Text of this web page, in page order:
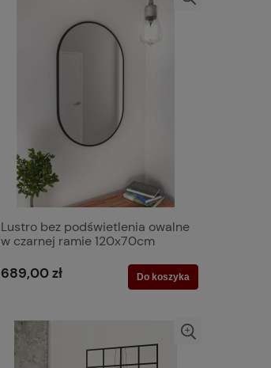
Lustro bez podświetlenia owalne
w czarnej ramie 120x70cm
689,00 zł Do koszyka